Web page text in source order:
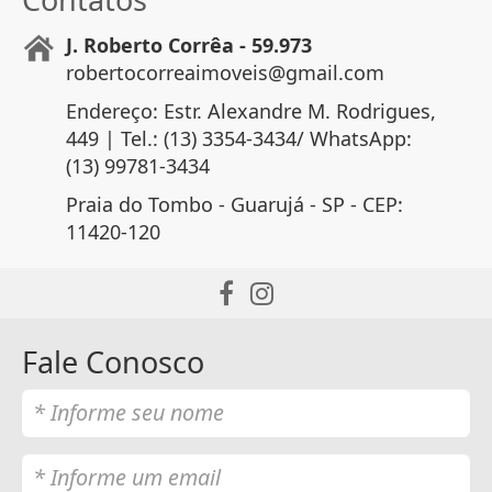
J. Roberto Corrêa - 59.973
robertocorreaimoveis@gmail.com
Endereço: Estr. Alexandre M. Rodrigues,
449 | Tel.: (13) 3354-3434/ WhatsApp:
(13) 99781-3434
Praia do Tombo - Guarujá - SP - CEP:
11420-120
Fale Conosco